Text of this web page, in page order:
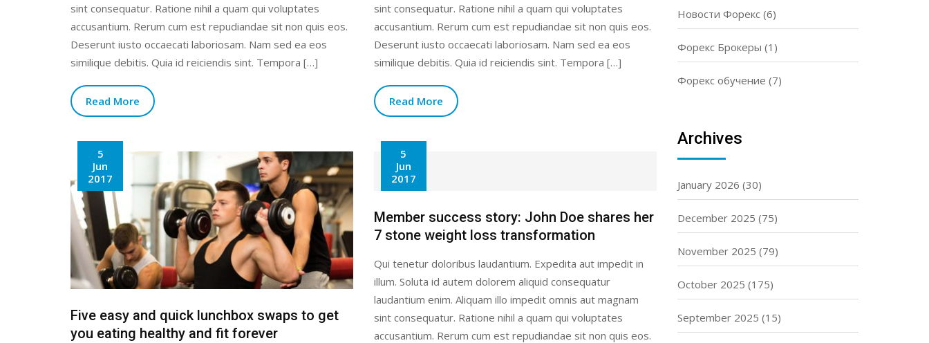
sint consequatur. Ratione nihil a quam qui voluptates
accusantium. Rerum cum est repudiandae sit non quis eos.
Deserunt iusto occaecati laboriosam. Nam sed ea eos
similique debitis. Quia id reiciendis sint. Tempora […]
Read More
sint consequatur. Ratione nihil a quam qui voluptates
accusantium. Rerum cum est repudiandae sit non quis eos.
Deserunt iusto occaecati laboriosam. Nam sed ea eos
similique debitis. Quia id reiciendis sint. Tempora […]
Read More
5
Jun
2017
Five easy and quick lunchbox swaps to get
you eating healthy and fit forever
5
Jun
2017
Member success story: John Doe shares her
7 stone weight loss transformation
Qui tenetur doloribus laudantium. Expedita aut impedit in
illum. Soluta id autem dolorem aliquid consequatur
laudantium enim. Aliquam illo impedit omnis aut magnam
sint consequatur. Ratione nihil a quam qui voluptates
accusantium. Rerum cum est repudiandae sit non quis eos.
Новости Форекс(6)
Форекс Брокеры (1)
Форекс обучение (7)
Archives
January 2026 (30)
December 2025 (75)
November 2025 (79)
October 2025 (175)
September 2025 (15)